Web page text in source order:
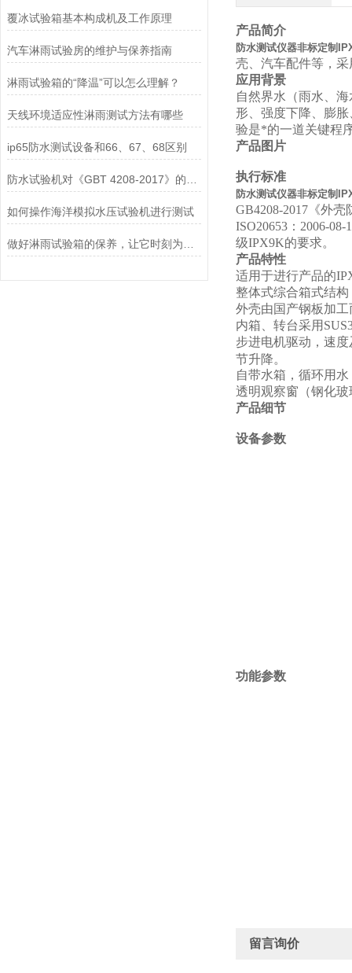
覆冰试验箱基本构成机及工作原理
汽车淋雨试验房的维护与保养指南
淋雨试验箱的“降温”可以怎么理解？
天线环境适应性淋雨测试方法有哪些
ip65防水测试设备和66、67、68区别
如何操作海洋模拟水压试验机进行测试
产品简介
防水测试仪器非标定制
壳、汽车配件等，
应用背景
自然界水（雨水、
形、强度下降、膨
验是*的一道关键程
产品图片
执行标准
防水测试仪器非标定制
GB4208-2017《外
ISO20653：2006-
级IPX9K的要求。
产品特性
适用于进行产品的
整体式综合箱式结构
外壳由国产钢板加
内箱、转台采用
步进电机驱动，速
节升降。
自带水箱，循环用
透明观察窗（钢化
产品细节
设备参数
功能参数
留言询价